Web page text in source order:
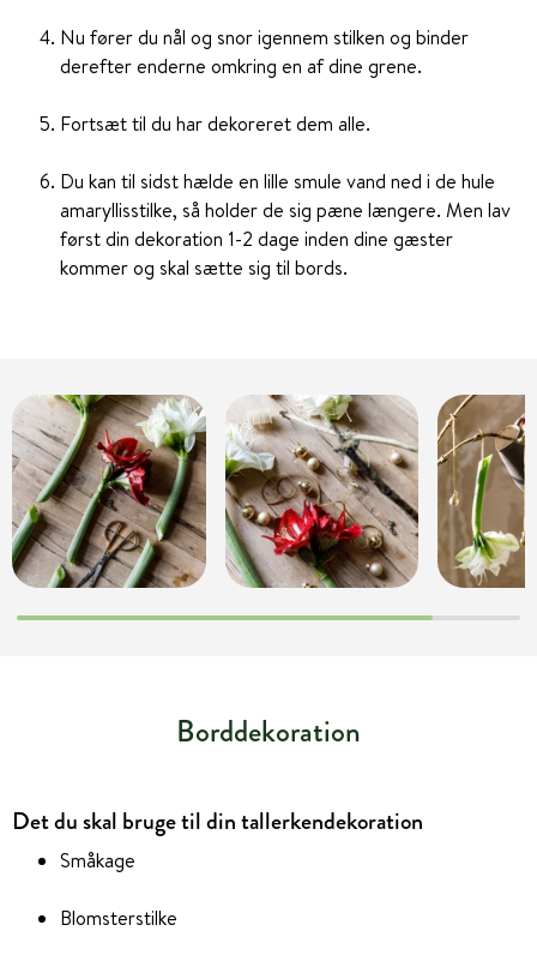
Nu fører du nål og snor igennem stilken og binder
derefter enderne omkring en af dine grene.
Fortsæt til du har dekoreret dem alle.
Du kan til sidst hælde en lille smule vand ned i de hule
amaryllisstilke, så holder de sig pæne længere. Men lav
først din dekoration 1-2 dage inden dine gæster
kommer og skal sætte sig til bords.
Borddekoration
Det du skal bruge til din tallerkendekoration
Småkage
Blomsterstilke